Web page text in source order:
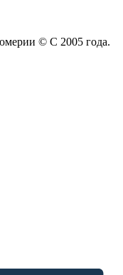
© С 2005 года.